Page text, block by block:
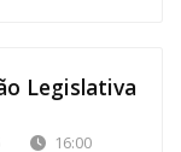
Legislativa
16:00